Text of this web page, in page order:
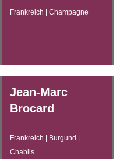
Frankreich | Champagne
Jean-Marc
Brocard
Frankreich | Burgund |
Chablis